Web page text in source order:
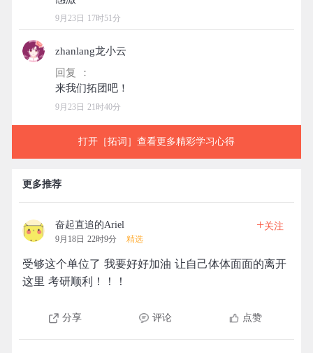
9月23日 17时51分
zhanlang龙小云
回复 ：
9月23日 21时40分
打开［拓词］查看更多精彩学习心得
更多推荐
奋起直追的Ariel
9月18日 22时9分 精选
+关注
受够这个单位了 我要好好加油 让自己体体面面的离开
这里 考研顺利！！！
分享 评论 点赞